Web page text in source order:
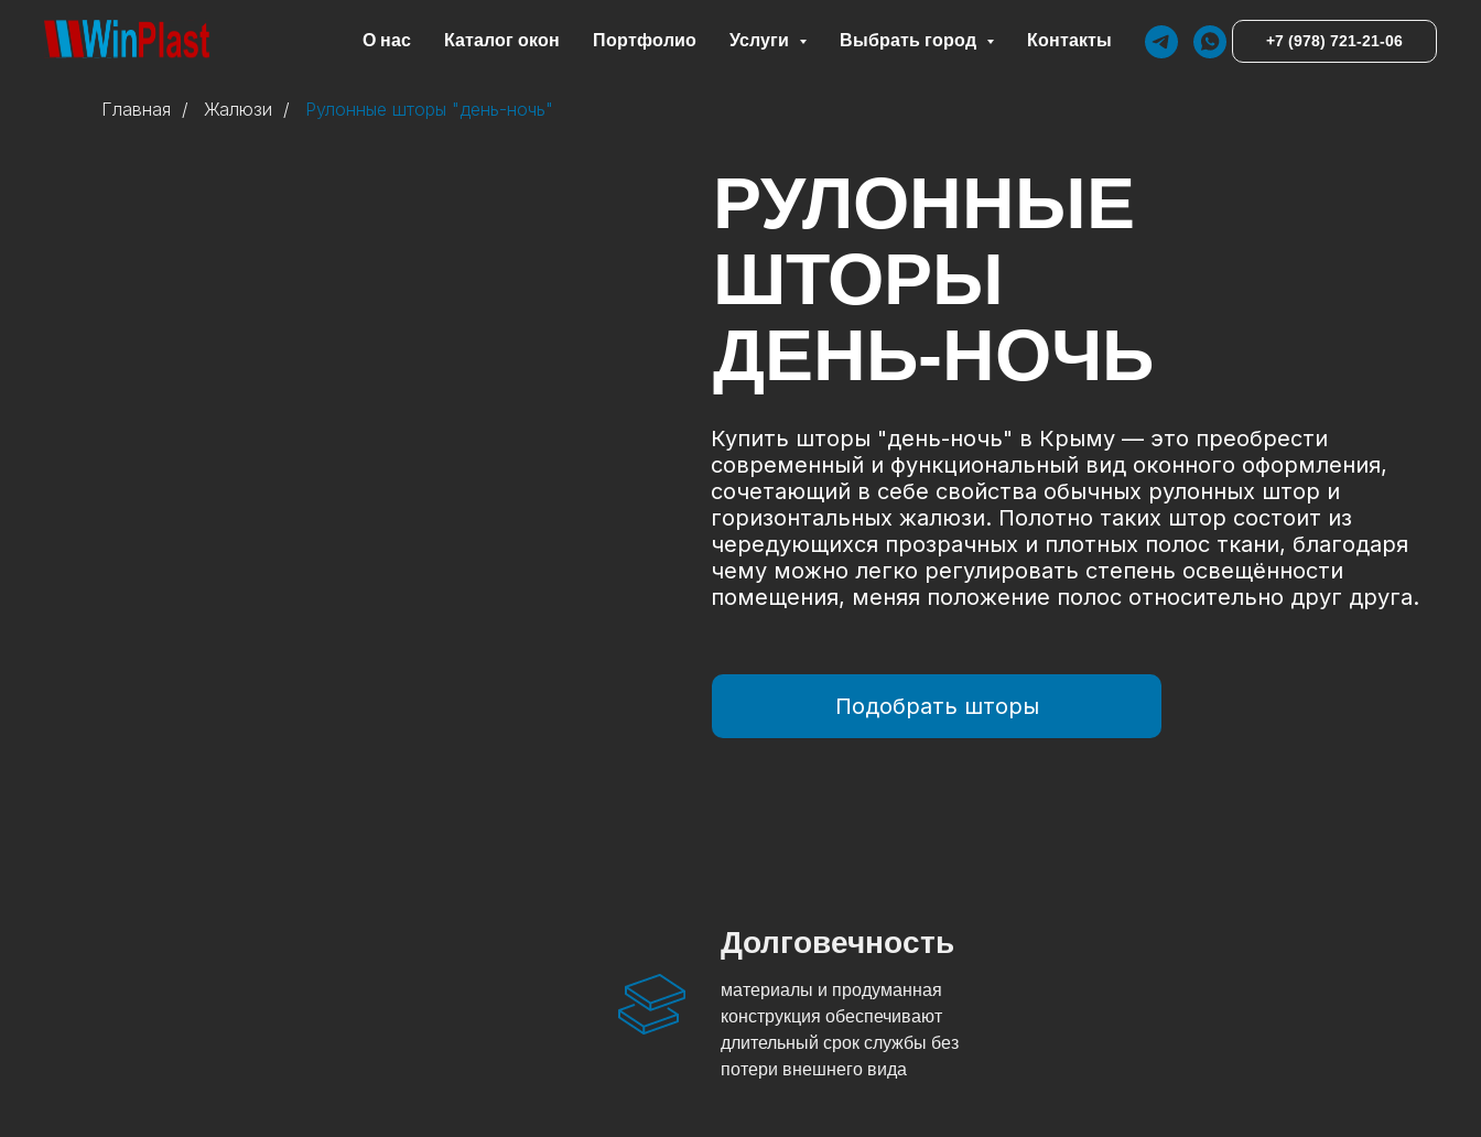
О нас Каталог окон Портфолио Услуги Выбрать город Контакты +7 (978) 721-21-06
Главная / Жалюзи / Рулонные шторы "день-ночь"
РУЛОННЫЕ
ШТОРЫ
ДЕНЬ-НОЧЬ
Купить шторы "день-ночь" в Крыму — это преобрести
современный и функциональный вид оконного оформления,
сочетающий в себе свойства обычных рулонных штор и
горизонтальных жалюзи. Полотно таких штор состоит из
чередующихся прозрачных и плотных полос ткани, благодаря
чему можно легко регулировать степень освещённости
помещения, меняя положение полос относительно друг друга.
Подобрать шторы
Долговечность
материалы и продуманная
конструкция обеспечивают
длительный срок службы без
потери внешнего вида